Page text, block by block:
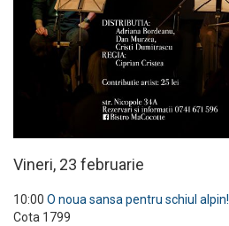
Vineri, 23 februarie
10:00 O noua sansa pentru schiul alpin!
Cota 1799